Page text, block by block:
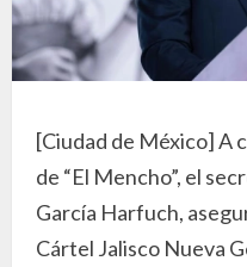
[Ciudad de México] A
de “El Mencho”, el
García Harfuch,
Cártel Jalisco Nueva